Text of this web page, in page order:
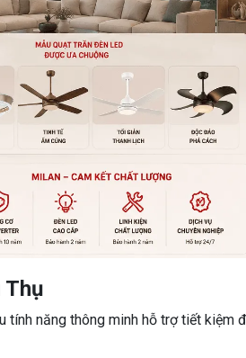
Thụ
năng thông minh hỗ trợ tiết kiệm